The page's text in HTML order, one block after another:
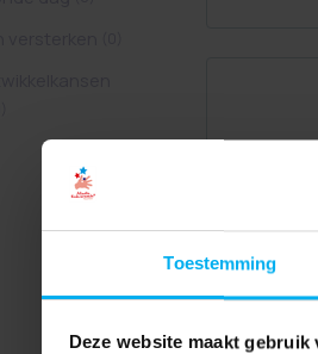
Toestemming
Deze website maakt gebruik